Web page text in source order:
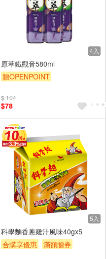
4入
原萃鐵觀音580ml
贈OPENPOINT
贈$200
$ 104
$78
5入
科學麵香蔥雞汁風味40gx5
合購享優惠
滿額贈券